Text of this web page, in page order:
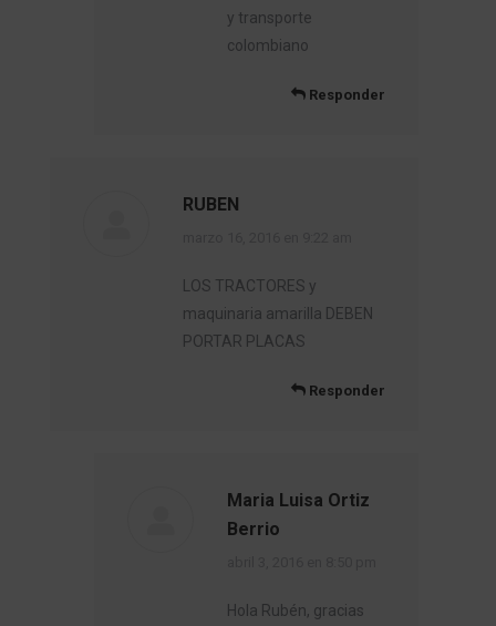
y transporte
colombiano
Responder
RUBEN
LOS TRACTORES y
maquinaria amarilla DEBEN
PORTAR PLACAS
Responder
Maria Luisa Ortiz
Berrio
Hola Rubén, gracias